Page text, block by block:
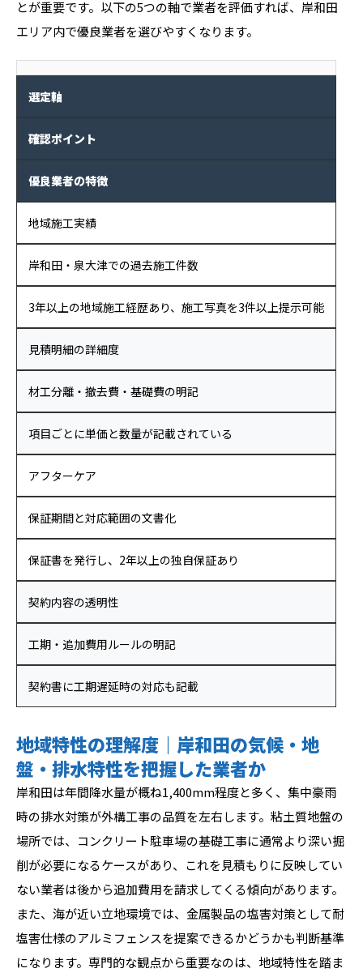
とが重要です。以下の5つの軸で業者を評価すれば、岸和田
エリア内で優良業者を選びやすくなります。
選定軸
確認ポイント
優良業者の特徴
地域施工実績
岸和田・泉大津での過去施工件数
3年以上の地域施工経歴あり、施工写真を3件以上提示可能
見積明細の詳細度
材工分離・撤去費・基礎費の明記
項目ごとに単価と数量が記載されている
アフターケア
保証期間と対応範囲の文書化
保証書を発行し、2年以上の独自保証あり
契約内容の透明性
工期・追加費用ルールの明記
契約書に工期遅延時の対応も記載
地域特性の理解度｜岸和田の気候・地
盤・排水特性を把握した業者か
岸和田は年間降水量が概ね1,400mm程度と多く、集中豪雨
時の排水対策が外構工事の品質を左右します。粘土質地盤の
場所では、コンクリート駐車場の基礎工事に通常より深い掘
削が必要になるケースがあり、これを見積もりに反映してい
ない業者は後から追加費用を請求してくる傾向があります。
また、海が近い立地環境では、金属製品の塩害対策として耐
塩害仕様のアルミフェンスを提案できるかどうかも判断基準
になります。専門的な観点から重要なのは、地域特性を踏ま